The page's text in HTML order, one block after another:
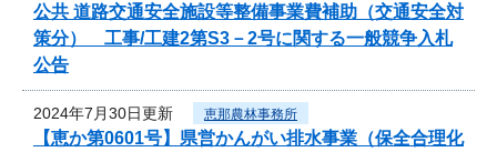
公共 道路交通安全施設等整備事業費補助（交通安全対
策分） 工事/工建2第S3－2号に関する一般競争入札
公告
2024年7月30日更新 恵那農林事務所
【恵か第0601号】県営かんがい排水事業（保全合理化